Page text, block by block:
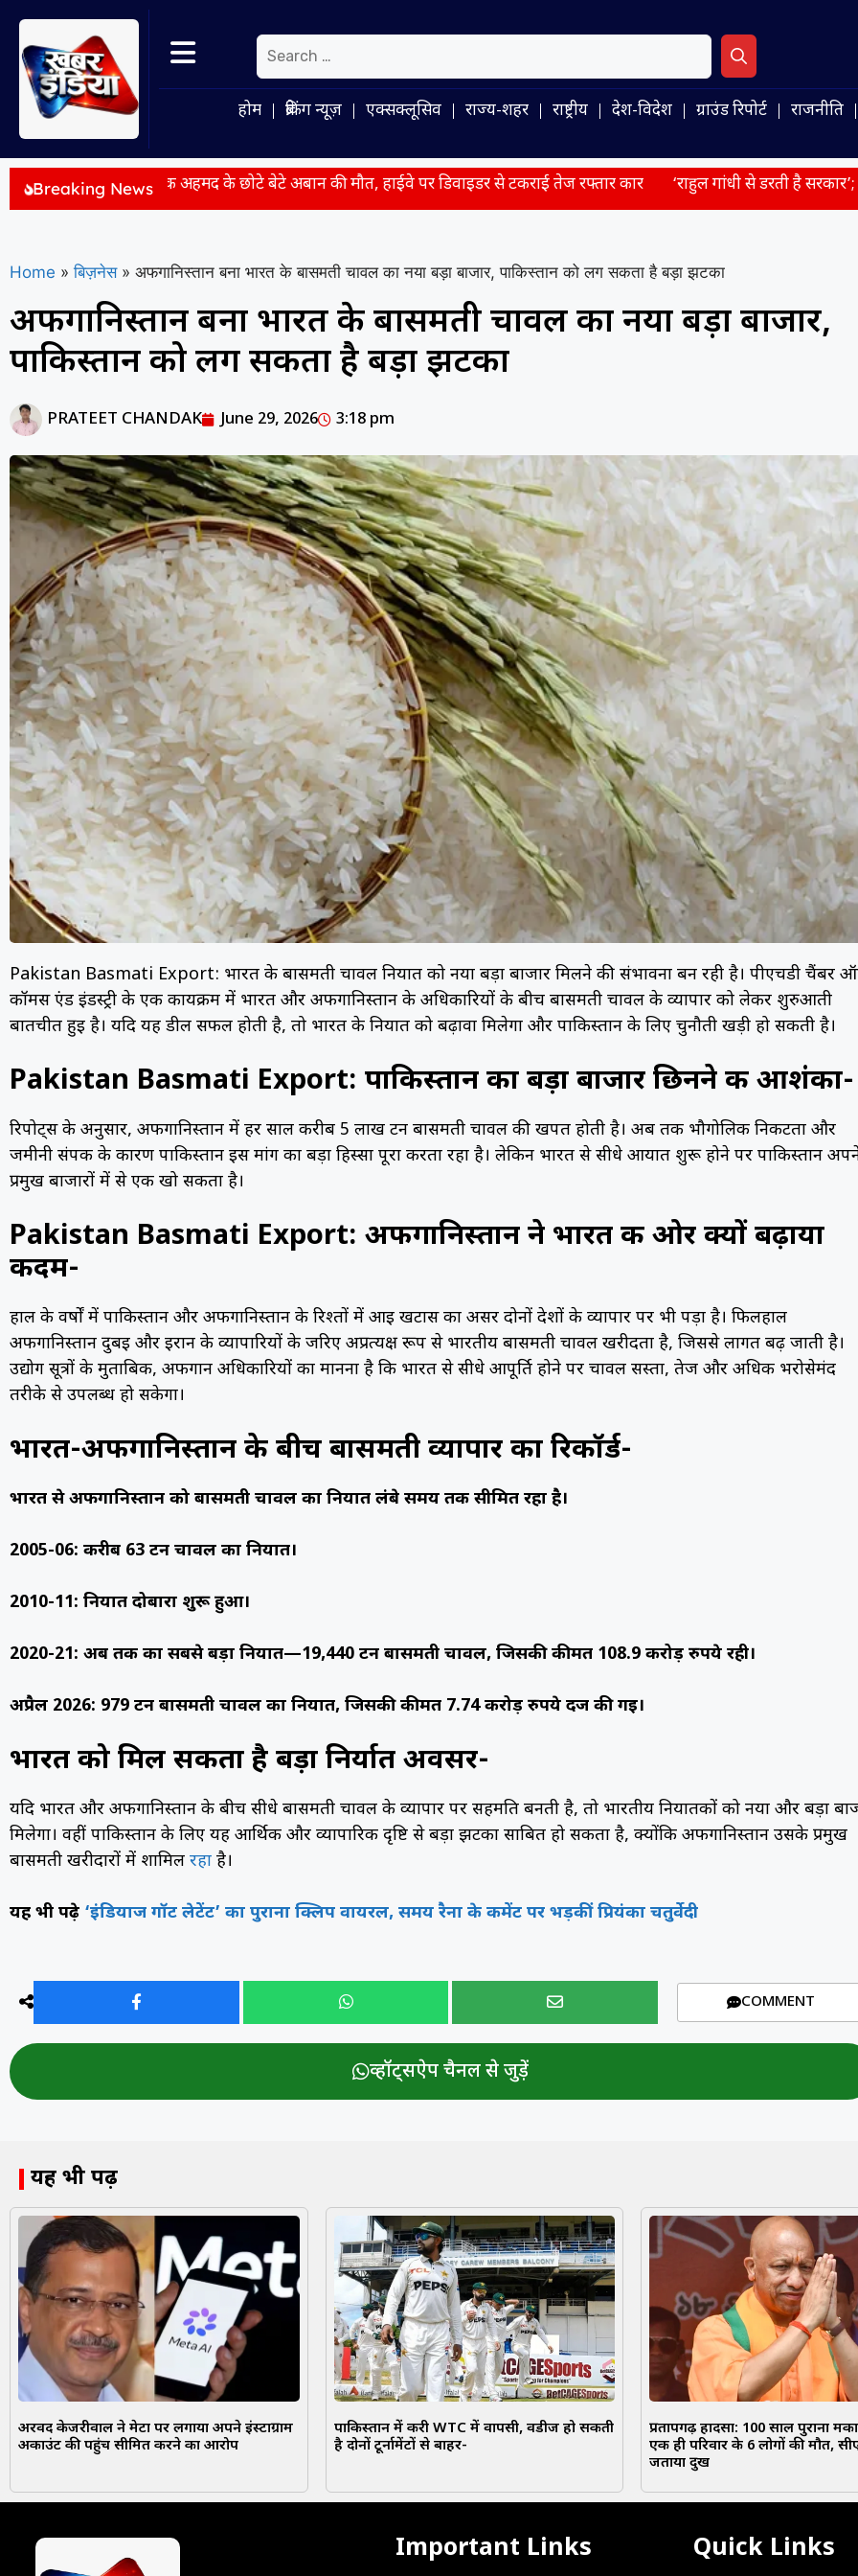
होम ब्रेकिंग न्यूज़ एक्सक्लूसिव राज्य-शहर राष्ट्रीय देश-विदेश ग्राउंड रिपोर्ट राजनीति
Breaking News
अतीक अहमद के छोटे बेटे अबान की मौत, हाईवे पर डिवाइडर से टकराई तेज रफ्तार कार ‘राहुल गांधी से डरती है सरकार’; प्रयागराज में
Home » बिज़नेस » अफगानिस्तान बना भारत के बासमती चावल का नया बड़ा बाजार, पाकिस्तान को लग सकता है बड़ा झटका
अफगानिस्तान बना भारत के बासमती चावल का नया बड़ा बाजार,
पाकिस्तान को लग सकता है बड़ा झटका
PRATEET CHANDAK June 29, 2026 3:18 pm
Pakistan Basmati Export: भारत के बासमती चावल निर्यात को नया बड़ा बाजार मिलने की संभावना बन रही है। पीएचडी चैंबर
कॉमर्स एंड इंडस्ट्री के एक कार्यक्रम में भारत और अफगानिस्तान के अधिकारियों के बीच बासमती चावल के व्यापार को लेकर शुरुआती
बातचीत हुई है। यदि यह डील सफल होती है, तो भारत के निर्यात को बढ़ावा मिलेगा और पाकिस्तान के लिए चुनौती खड़ी हो सकती है।
Pakistan Basmati Export: पाकिस्तान का बड़ा बाजार छिनने की आशंका-
रिपोर्ट्स के अनुसार, अफगानिस्तान में हर साल करीब 5 लाख टन बासमती चावल की खपत होती है। अब तक भौगोलिक निकटता और
जमीनी संपर्क के कारण पाकिस्तान इस मांग का बड़ा हिस्सा पूरा करता रहा है। लेकिन भारत से सीधे आयात शुरू होने पर पाकिस्तान
प्रमुख बाजारों में से एक खो सकता है।
Pakistan Basmati Export: अफगानिस्तान ने भारत की ओर क्यों बढ़ाया
कदम-
हाल के वर्षों में पाकिस्तान और अफगानिस्तान के रिश्तों में आई खटास का असर दोनों देशों के व्यापार पर भी पड़ा है। फिलहाल
अफगानिस्तान दुबई और ईरान के व्यापारियों के जरिए अप्रत्यक्ष रूप से भारतीय बासमती चावल खरीदता है, जिससे लागत बढ़ जाती है।
उद्योग सूत्रों के मुताबिक, अफगान अधिकारियों का मानना है कि भारत से सीधे आपूर्ति होने पर चावल सस्ता, तेज और अधिक भरोसेमंद
तरीके से उपलब्ध हो सकेगा।
भारत-अफगानिस्तान के बीच बासमती व्यापार का रिकॉर्ड-
भारत से अफगानिस्तान को बासमती चावल का निर्यात लंबे समय तक सीमित रहा है।
2005-06: करीब 63 टन चावल का निर्यात।
2010-11: निर्यात दोबारा शुरू हुआ।
2020-21: अब तक का सबसे बड़ा निर्यात—19,440 टन बासमती चावल, जिसकी कीमत 108.9 करोड़ रुपये रही।
अप्रैल 2026: 979 टन बासमती चावल का निर्यात, जिसकी कीमत 7.74 करोड़ रुपये दर्ज की गई।
भारत को मिल सकता है बड़ा निर्यात अवसर-
यदि भारत और अफगानिस्तान के बीच सीधे बासमती चावल के व्यापार पर सहमति बनती है, तो भारतीय निर्यातकों को नया और बड़ा
मिलेगा। वहीं पाकिस्तान के लिए यह आर्थिक और व्यापारिक दृष्टि से बड़ा झटका साबित हो सकता है, क्योंकि अफगानिस्तान उसके प्रमुख
बासमती खरीदारों में शामिल रहा है।
यह भी पढ़े ‘इंडियाज गॉट लेटेंट’ का पुराना क्लिप वायरल, समय रैना के कमेंट पर भड़कीं प्रियंका चतुर्वेदी
COMMENT
व्हॉट्सऐप चैनल से जुड़ें
यह भी पढ़ें
अरविंद केजरीवाल ने मेटा पर लगाया अपने इंस्टाग्राम
अकाउंट की पहुंच सीमित करने का आरोप
पाकिस्तान में करी WTC में वापसी, विंडीज हो सकती
है दोनों टूर्नामेंटों से बाहर-
प्रतापगढ़ हादसा: 100 साल पुराना
एक ही परिवार के 6 लोगों की मौत,
जताया दुख
Important Links Quick Links